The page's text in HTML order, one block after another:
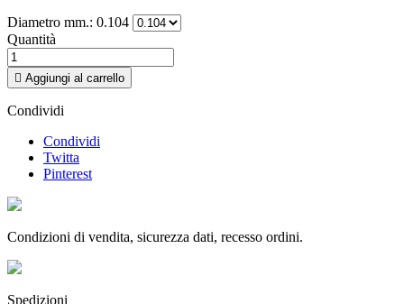
Diametro mm.: 0.104
Quantità
 Aggiungi al carrello
Condividi
Condividi
Twitta
Pinterest
Condizioni di vendita, sicurezza dati, recesso ordini.
Spedizioni